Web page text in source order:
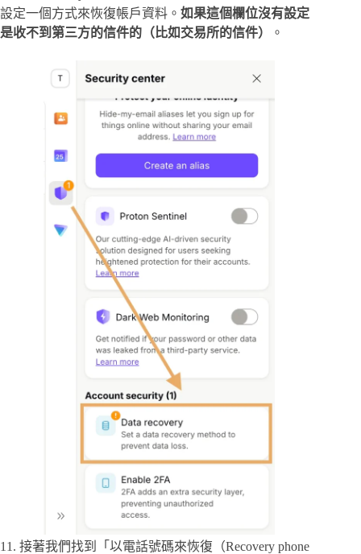
設定一個方式來恢復帳戶資料。 如果這個欄位沒有設定
是收不到第三方的信件的（比如交易所的信件）
。
11. 接著我們找到「以電話號碼來恢復（Recovery phone